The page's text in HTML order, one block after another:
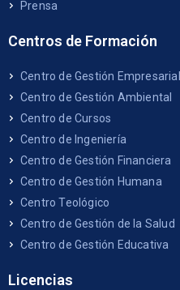
Prensa
Centros de Formación
Centro de Gestión Empresarial
Centro de Gestión Ambiental
Centro de Cursos
Centro de Ingeniería
Centro de Gestión Financiera
Centro de Gestión Humana
Centro Teológico
Centro de Gestión de la Salud
Centro de Gestión Educativa
Licencias